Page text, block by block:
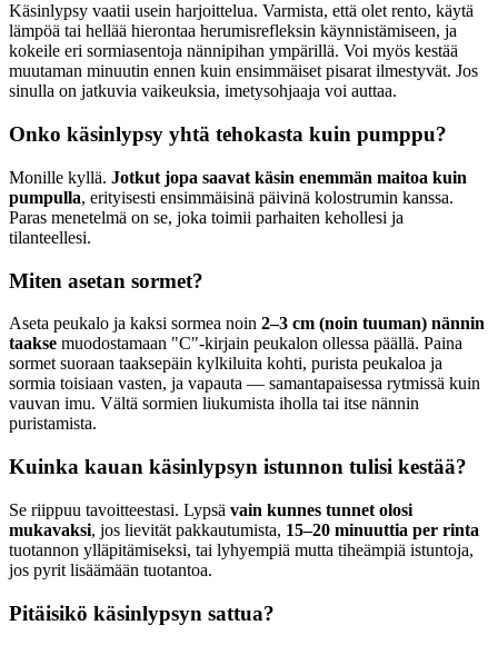
Käsinlypsy vaatii usein harjoittelua. Varmista, että olet rento, käytä
lämpöä tai hellää hierontaa herumisrefleksin käynnistämiseen, ja
kokeile eri sormiasentoja nännipihan ympärillä. Voi myös kestää
muutaman minuutin ennen kuin ensimmäiset pisarat ilmestyvät. Jos
sinulla on jatkuvia vaikeuksia, imetysohjaaja voi auttaa.
Onko käsinlypsy yhtä tehokasta kuin pumppu?
Monille kyllä. Jotkut jopa saavat käsin enemmän maitoa kuin
pumpulla, erityisesti ensimmäisinä päivinä kolostrumin kanssa.
Paras menetelmä on se, joka toimii parhaiten kehollesi ja
tilanteellesi.
Miten asetan sormet?
Aseta peukalo ja kaksi sormea noin 2–3 cm (noin tuuman) nännin
taakse muodostamaan "C"-kirjain peukalon ollessa päällä. Paina
sormet suoraan taaksepäin kylkiluita kohti, purista peukaloa ja
sormia toisiaan vasten, ja vapauta — samantapaisessa rytmissä kuin
vauvan imu. Vältä sormien liukumista iholla tai itse nännin
puristamista.
Kuinka kauan käsinlypsyn istunnon tulisi kestää?
Se riippuu tavoitteestasi. Lypsä vain kunnes tunnet olosi
mukavaksi, jos lievität pakkautumista, 15–20 minuuttia per rinta
tuotannon ylläpitämiseksi, tai lyhyempiä mutta tiheämpiä istuntoja,
jos pyrit lisäämään tuotantoa.
Pitäisikö käsinlypsyn sattua?